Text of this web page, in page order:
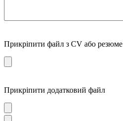
Прикріпити файл з CV або резюме
Прикріпити додатковий файл